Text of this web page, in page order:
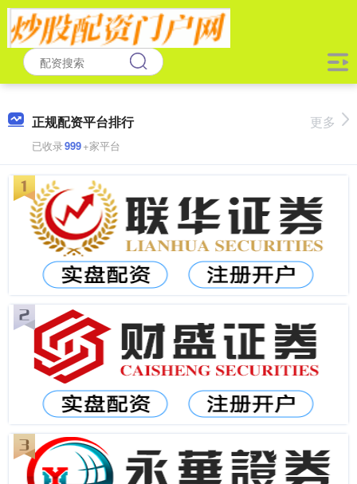
正规配资平台排行
已收录999+家平台
更多